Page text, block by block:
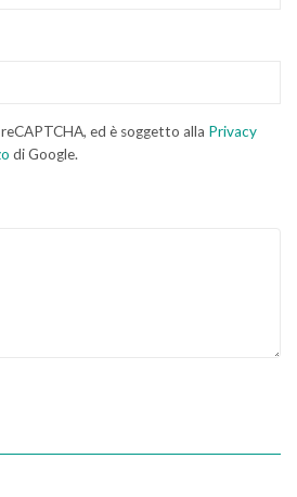
ed è soggetto alla Privacy
di Google.